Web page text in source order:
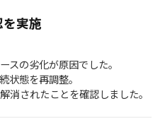
実施
スの劣化が原因でした。
状態を再調整。
消されたことを確認しました。